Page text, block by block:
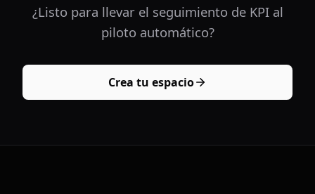
¿Listo para llevar el seguimiento de KPI al
piloto automático?
Crea tu espacio